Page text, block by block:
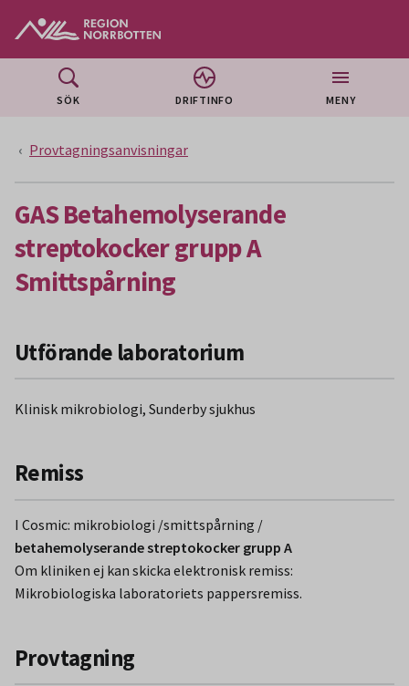
SÖK DRIFTINFO MENY
Provtagningsanvisningar
GAS Betahemolyserande
streptokocker grupp A
Smittspårning
Utförande laboratorium
Klinisk mikrobiologi, Sunderby sjukhus
Remiss
I Cosmic: mikrobiologi /smittspårning /
betahemolyserande streptokocker grupp A
Om kliniken ej kan skicka elektronisk remiss:
Mikrobiologiska laboratoriets pappersremiss.
Provtagning